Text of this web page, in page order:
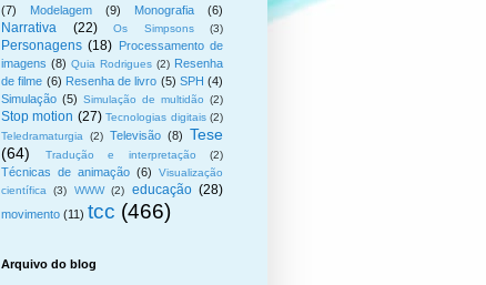
(7)
Modelagem (9) Monografia (6)
Narrativa (22) Os Simpsons (3)
Personagens (18) Processamento de
imagens (8) Quia Rodrigues (2) Resenha
de filme (6) Resenha de livro (5) SPH (4)
Simulação (5) Simulação de multidão (2)
Stop motion (27) Tecnologias digitais (2)
Teledramaturgia
(2) Televisão (8) Tese
(64)
Tradução e interpretação (2)
Técnicas de animação (6)
Visualização
científica
(3) WWW (2) educação (28)
movimento (11) tcc (466)
Arquivo do blog